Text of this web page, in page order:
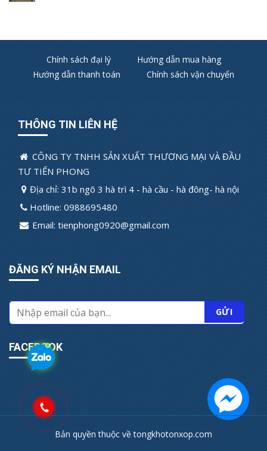
Chính sách đại lý
Hướng dẫn mua hàng
Hướng dẫn thanh toán
Chính sách vận chuyển
THÔNG TIN LIÊN HỆ
CÔNG TY TNHH SẢN XUẤT THƯƠNG MẠI VÀ ĐẦU
TƯ TIẾN PHONG
Địa chỉ: 31b ngõ 3 hà trì 4 - hà cầu - hà đông- hà nội
Hotline: 0988695480
Email: tienphong0920@gmail.com
ĐĂNG KÝ NHẬN EMAIL
FACEBOOK
Bản quyền thuộc về tongkhotonxop.com